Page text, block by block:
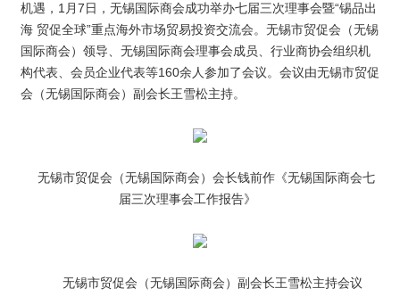
机遇，1月7日，无锡国际商会成功举办七届三次理事会暨“锡品出
海 贸促全球”重点海外市场贸易投资交流会。无锡市贸促会（无锡
国际商会）领导、无锡国际商会理事会成员、行业商协会组织机
构代表、会员企业代表等160余人参加了会议。会议由无锡市贸促
会（无锡国际商会）副会长王雪松主持。
无锡市贸促会（无锡国际商会）会长钱前作《无锡国际商会七
届三次理事会工作报告》
无锡市贸促会（无锡国际商会）副会长王雪松主持会议